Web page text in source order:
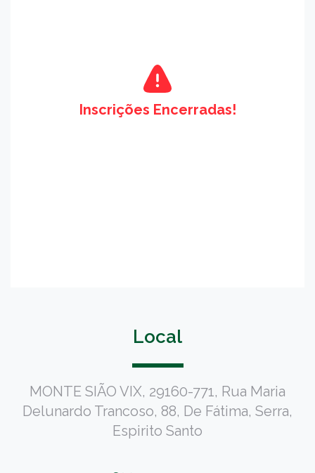
Inscrições Encerradas!
Local
MONTE SIÃO VIX, 29160-771, Rua Maria
Delunardo Trancoso, 88, De Fátima, Serra,
Espirito Santo